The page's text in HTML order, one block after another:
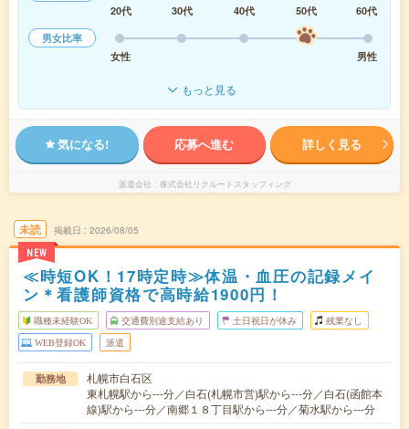
20代
30代 40代 50代
60代
男女比率
女性
男性
もっと見る
気になる! 応募へ進む 詳しく見る
派遣会社 株式会社リクルートスタッフィング
未読
NEW
掲載日 2026/08/05
≪時短OK！17時定時≫体温・血圧の記録メイ
ン＊看護師資格で高時給1900円！
職種未経験OK 交通費別途支給あり 土日祝日が休み 残業なし
WEB登録OK 派遣
勤務地
札幌市白石区
東札幌駅から---分／白石(札幌市営)駅から---分／白石(函館本
線)駅から---分／南郷１８丁目駅から---分／菊水駅から---分